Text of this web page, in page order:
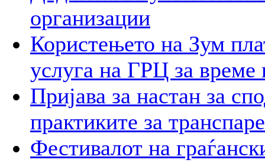
организации
Користењето на Зум
услуга на ГРЦ за време
Пријава за настан за
практиките за
Фестивалот на